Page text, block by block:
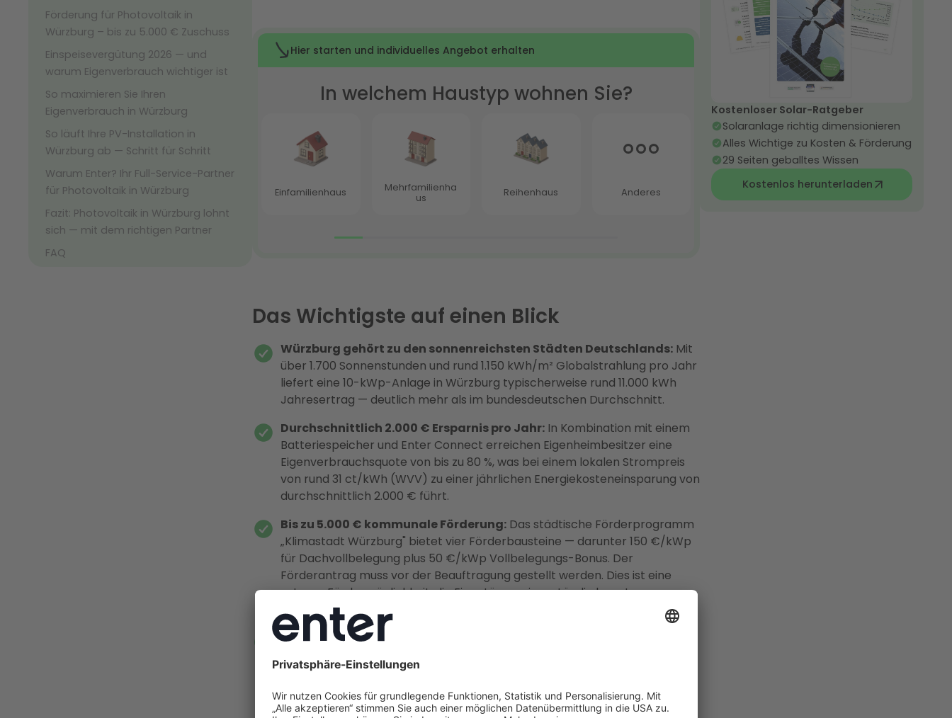
Förderung für Photovoltaik in
Würzburg – bis zu 5.000 € Zuschuss
Einspeisevergütung 2026 — und
warum Eigenverbrauch wichtiger ist
So maximieren Sie Ihren
Eigenverbrauch in Würzburg
So läuft Ihre PV-Installation in
Würzburg ab — Schritt für Schritt
Warum Enter? Ihr Full-Service-Partner
für Photovoltaik in Würzburg
Fazit: Photovoltaik in Würzburg lohnt
sich — mit dem richtigen Partner
FAQ
Das Wichtigste auf einen Blick
Würzburg gehört zu den sonnenreichsten Städten Deutschlands: Mit
über 1.700 Sonnenstunden und rund 1.150 kWh/m² Globalstrahlung pro Jahr
liefert eine 10-kWp-Anlage in Würzburg typischerweise rund 11.000 kWh
Jahresertrag — deutlich mehr als im bundesdeutschen Durchschnitt.
Durchschnittlich 2.000 € Ersparnis pro Jahr: In Kombination mit einem
Batteriespeicher und Enter Connect erreichen Eigenheimbesitzer eine
Eigenverbrauchsquote von bis zu 80 %, was bei einem lokalen Strompreis
von rund 31 ct/kWh (WVV) zu einer jährlichen Energiekosteneinsparung von
durchschnittlich 2.000 € führt.
Bis zu 5.000 € kommunale Förderung: Das städtische Förderprogramm
„Klimastadt Würzburg" bietet vier Förderbausteine — darunter 150 €/kWp
für Dachvollbelegung plus 50 €/kWp Vollbelegungs-Bonus. Der
Förderantrag muss vor der Beauftragung gestellt werden. Dies ist eine
externe Fördermöglichkeit, die Eigentümer eigenständig beantragen
können.
0 % Umsatzsteuer und steuerfreie Einnahmen:
Einnahmen aus PV-Anlagen bis 30 kWp sind vollständig
einkommensteuerfrei (§ 3 Nr. 72 EStG).
Kostenloser Solar-Ratgeber
Solaranlage richtig dimensionieren
Alles Wichtige zu Kosten & Förderung
29 Seiten geballtes Wissen
Kostenlos herunterladen